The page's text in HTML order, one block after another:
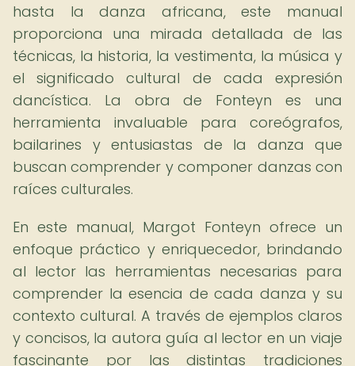
hasta la danza africana, este manual
proporciona una mirada detallada de las
técnicas, la historia, la vestimenta, la música y
el significado cultural de cada expresión
dancística. La obra de Fonteyn es una
herramienta invaluable para coreógrafos,
bailarines y entusiastas de la danza que
buscan comprender y componer danzas con
raíces culturales.
En este manual, Margot Fonteyn ofrece un
enfoque práctico y enriquecedor, brindando
al lector las herramientas necesarias para
comprender la esencia de cada danza y su
contexto cultural. A través de ejemplos claros
y concisos, la autora guía al lector en un viaje
fascinante por las distintas tradiciones